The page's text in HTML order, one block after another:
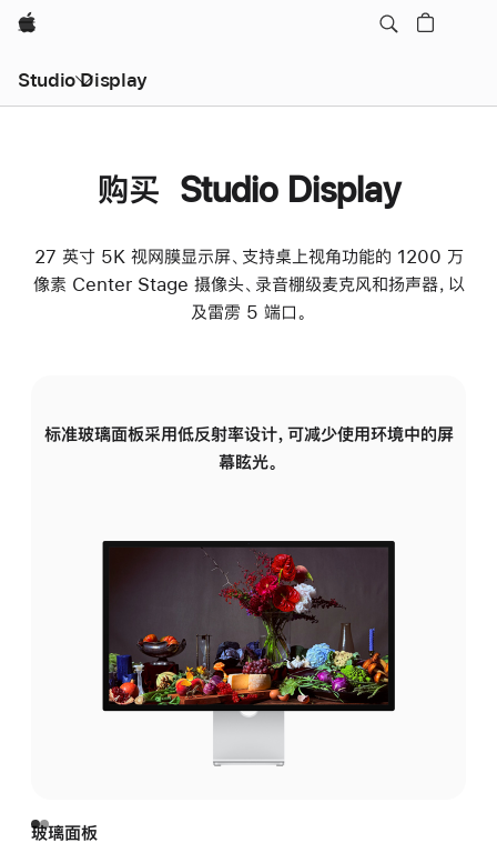
Apple
Studio Display
购买 Studio Display
27 英寸 5K 视网膜显示屏、支持桌上视角功能的 1200 万
像素 Center Stage 摄像头、录音棚级麦克风和扬声器，以
及雷雳 5 端口。
标准玻璃面板采用低反射率设计，可减少使用环境中的屏
幕眩光。
玻璃面板